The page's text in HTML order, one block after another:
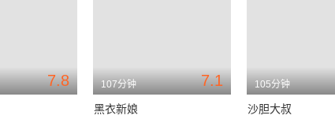
7.8 7.1
107分钟
黑衣新娘
105分钟
沙胆大叔